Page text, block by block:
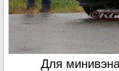
Для